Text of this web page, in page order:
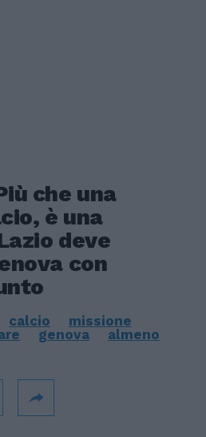
che una
è una
deve
con
calcio
missione
genova
almeno